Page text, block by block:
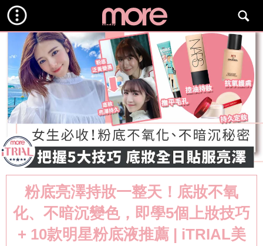
粉底亮澤持妝一整天！底妝不氧
化、不暗沉變色，即學5個上妝技巧
+ 10款明星粉底液推薦 | iTRIAL美